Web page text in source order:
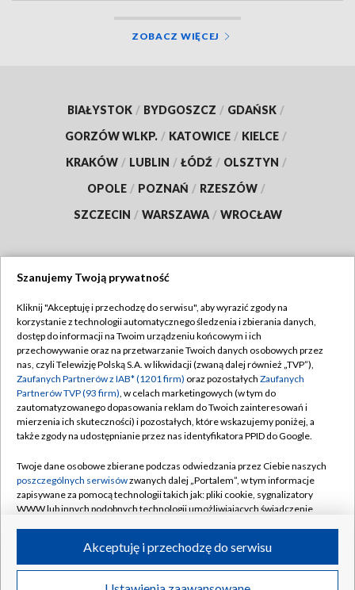
ZOBACZ WIĘCEJ
BIAŁYSTOK / BYDGOSZCZ / GDAŃSK /
GORZÓW WLKP. / KATOWICE / KIELCE /
KRAKÓW / LUBLIN / ŁÓDŹ / OLSZTYN /
OPOLE / POZNAŃ / RZESZÓW /
SZCZECIN / WARSZAWA / WROCŁAW
TVP
Abonament TVP
Emisja w TVP
Centrum informacji TVP
Naziemna Telewizja Cyfrowa
Rada Programowa
System NOS
Informacje o nadawcy
Program dla prasy
Regulamin TVP
Polityka prywatności
Moje zgody
Pomoc
Kontakt
Kanały
©2026 Telewizja Polska S.A. w likwidacji
Szanujemy Twoją prywatność
Kliknij "Akceptuję i przechodzę do serwisu", aby wyrazić zgody na
korzystanie z technologii automatycznego śledzenia i zbierania danych,
dostęp do informacji na Twoim urządzeniu końcowym i ich
przechowywanie oraz na przetwarzanie Twoich danych osobowych przez
nas, czyli Telewizję Polską S.A. w likwidacji (zwaną dalej również „TVP”),
Zaufanych Partnerów z IAB* (1201 firm) oraz pozostałych Zaufanych
Partnerów TVP (93 firm), w celach marketingowych (w tym do
zautomatyzowanego dopasowania reklam do Twoich zainteresowań i
mierzenia ich skuteczności) i pozostałych, które wskazujemy poniżej, a
także zgody na udostępnianie przez nas identyfikatora PPID do Google.
Twoje dane osobowe zbierane podczas odwiedzania przez Ciebie naszych
poszczególnych serwisówzwanych dalej „Portalem”, w tym informacje
zapisywane za pomocą technologii takich jak: pliki cookie, sygnalizatory
WWW lub innych podobnych technologii umożliwiających świadczenie
ruchu w Internecie.
Twoje dane osobowe zbierane podczas odwiedzania przez Ciebie
Akceptuję i przechodzę do serwisu